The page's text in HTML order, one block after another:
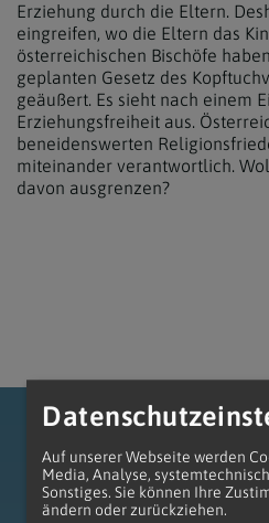
Erziehung durch die Eltern.
eingreifen, wo die Eltern das
österreichischen Bischöfe
geplanten Gesetz des
geäußert. Es sieht nach einem
Erziehungsfreiheit aus.
beneidenswerten
miteinander verantwortlich.
davon ausgrenzen?
Auf unserer Webseite werden
Media, Analyse,
Sonstiges. Sie können Ihre
ändern oder zurückziehen.